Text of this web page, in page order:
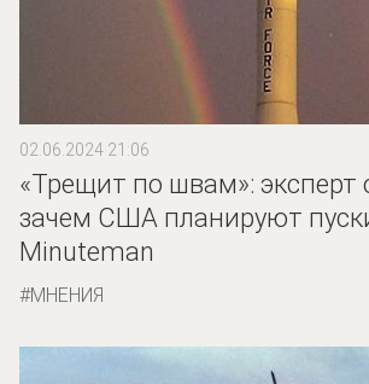
02.06.2024 21:06
«Трещит по швам»: эксперт
зачем США планируют
Minuteman
МНЕНИЯ